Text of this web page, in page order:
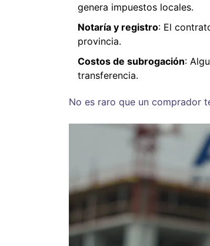
genera impuestos locales.
Notaría y registro: El
provincia.
Costos de subrogación:
transferencia.
No es raro que un comprador